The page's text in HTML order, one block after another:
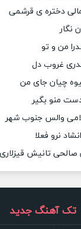
دختره ی قرشمی
نگار
من و تو
غروب دل
چیان جای من
منو بگیر
والس جنوب شهر
نرو فعلا
صالحی تانیش قیزلاری
تک آهنگ جدید